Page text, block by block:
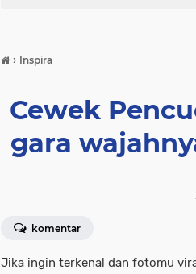
› Inspira
Cewek
gara
komentar
Jika ingin terkenal dan fotomu